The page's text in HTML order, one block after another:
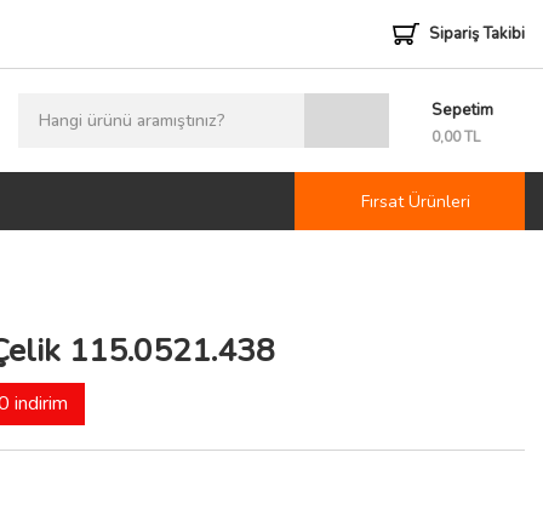
Sipariş Takibi
Sepetim
0,00 TL
Fırsat Ürünleri
115.0521.438
indirim